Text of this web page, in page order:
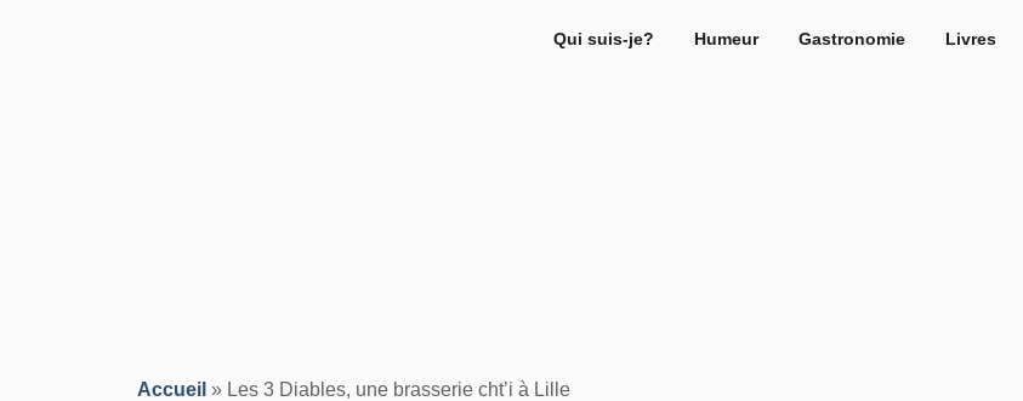
Qui suis-je? Humeur Gastronomie Livres
Accueil » Les 3 Diables, une brasserie cht’i à Lille